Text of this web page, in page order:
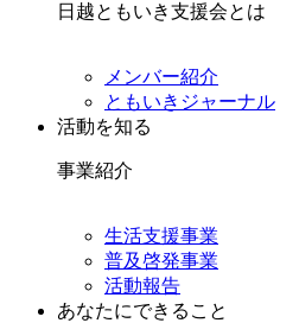
日越ともいき支援会とは
メンバー紹介
ともいきジャーナル
活動を知る
事業紹介
生活支援事業
普及啓発事業
活動報告
あなたにできること